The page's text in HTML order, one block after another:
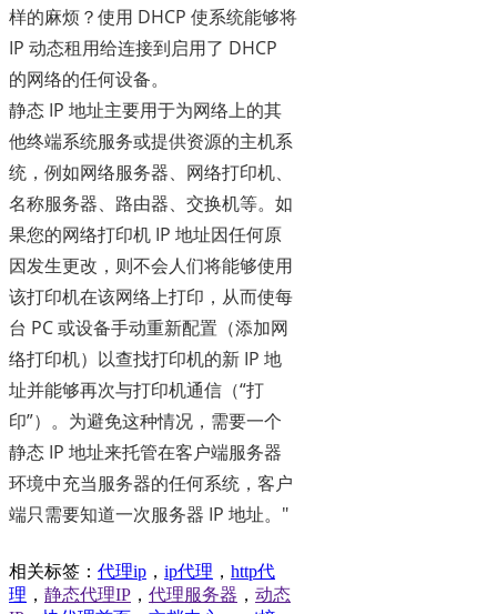
样的麻烦？使用 DHCP 使系统能够将
IP 动态租用给连接到启用了 DHCP
的网络的任何设备。
静态 IP 地址主要用于为网络上的其
他终端系统服务或提供资源的主机系
统，例如网络服务器、网络打印机、
名称服务器、路由器、交换机等。如
果您的网络打印机 IP 地址因任何原
因发生更改，则不会人们将能够使用
该打印机在该网络上打印，从而使每
台 PC 或设备手动重新配置（添加网
络打印机）以查找打印机的新 IP 地
址并能够再次与打印机通信（“打
印”）。为避免这种情况，需要一个
静态 IP 地址来托管在客户端服务器
环境中充当服务器的任何系统，客户
端只需要知道一次服务器 IP 地址。"
相关标签： 代理ip ， ip代理 ， http代
理 ， 静态代理IP ， 代理服务器 ， 动态